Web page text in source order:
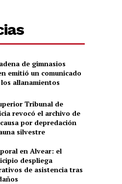
de gimnasios
emitió un comunicado
allanamientos
Tribunal de
revocó el archivo de
por depredación
silvestre
en Alvear: el
despliega
de asistencia tras